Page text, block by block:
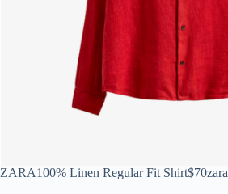
ZARA100% Linen Regular Fit Shirt$70zara